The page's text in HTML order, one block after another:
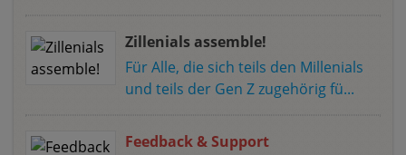
Zillenials assemble!
Für Alle, die sich teils den Millenials
und teils der Gen Z zugehörig fü...
Feedback & Support